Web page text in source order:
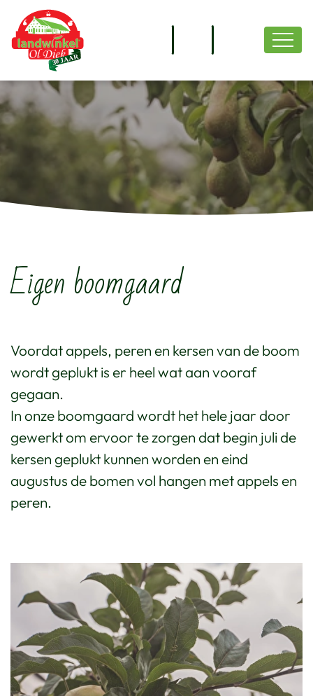
overslaan
Eigen boomgaard
Voordat appels, peren en kersen van de boom
wordt geplukt is er heel wat aan vooraf
gegaan.
In onze boomgaard wordt het hele jaar door
gewerkt om ervoor te zorgen dat begin juli de
kersen geplukt kunnen worden en eind
augustus de bomen vol hangen met appels en
peren.